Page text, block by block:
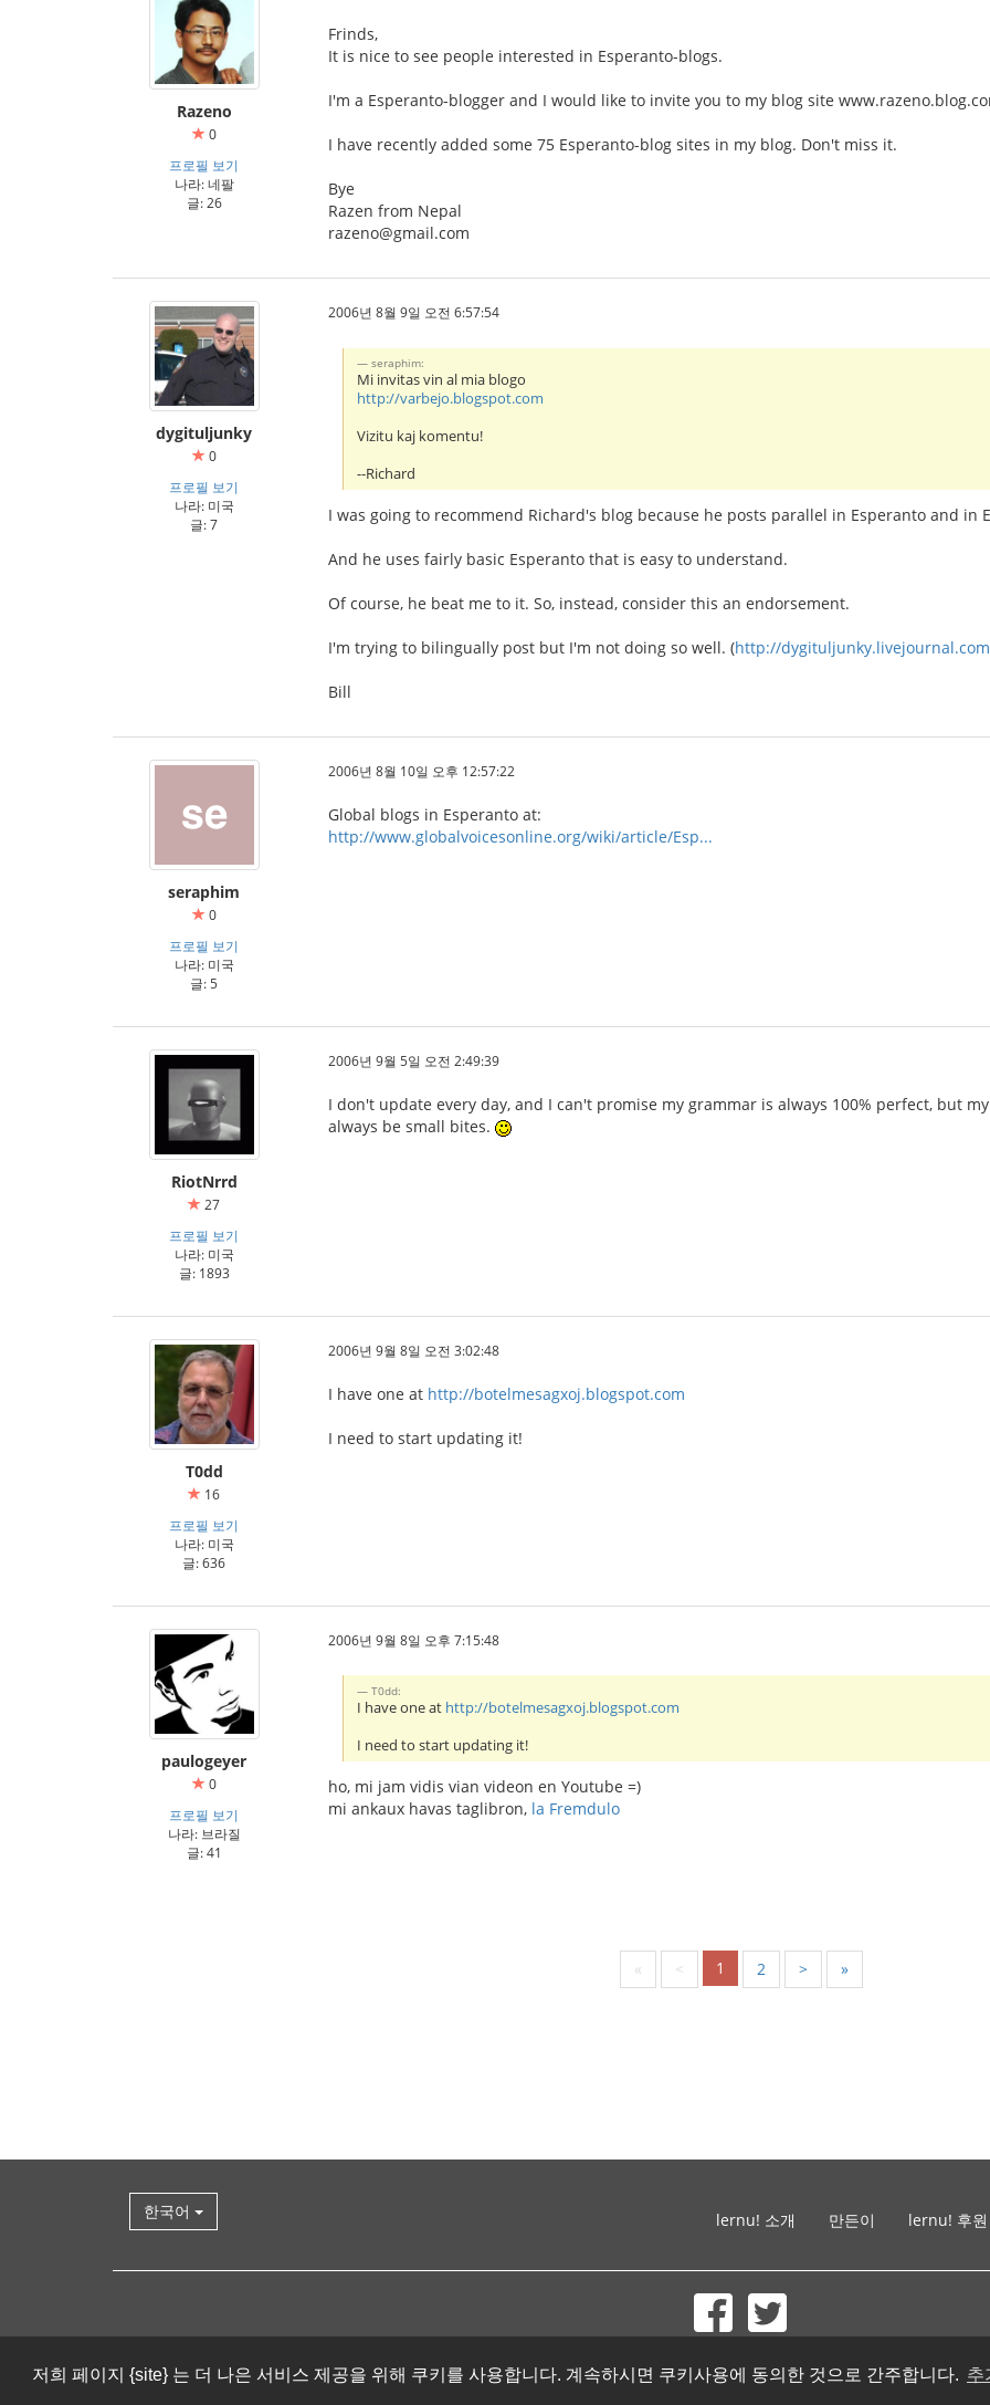
저희 페이지 {site} 는 더 나은 서비스 제공을 위해 쿠키를 사용합니다. 계속하시면 쿠키사용에 동의한 것으로 간주합니다. 추
Razeno
0
프로필 보기
나라: 네팔
글: 26
Frinds,
It is nice to see people interested in Esperanto-blogs.
I'm a Esperanto-blogger and I would like to invite you to my blog site
I have recently added some 75 Esperanto-blog sites in my blog. Don't miss it.
Bye
Razen from Nepal
razeno@gmail.com
dygituljunky
0
프로필 보기
나라: 미국
글: 7
2006년 8월 9일 오전 6:57:54
seraphim:
Mi invitas vin al mia blogo
http://varbejo.blogspot.com
Vizitu kaj komentu!
--Richard
I was going to recommend Richard's blog because he posts parallel in Esperanto and in
And he uses fairly basic Esperanto that is easy to understand.
Of course, he beat me to it. So, instead, consider this an endorsement.
I'm trying to bilingually post but I'm not doing so well. (http://
Bill
seraphim
0
프로필 보기
나라: 미국
글: 5
2006년 8월 10일 오후 12:57:22
Global blogs in Esperanto at:
http://www.globalvoicesonline.org/wiki/article/Esp...
RiotNrrd
27
프로필 보기
나라: 미국
글: 1893
2006년 9월 5일 오전 2:49:39
I don't update every day, and I can't promise my grammar is always 100% perfect, but
always be small bites.
T0dd
16
프로필 보기
나라: 미국
글: 636
2006년 9월 8일 오전 3:02:48
I have one at http://botelmesagxoj.blogspot.com
I need to start updating it!
paulogeyer
0
프로필 보기
나라: 브라질
글: 41
2006년 9월 8일 오후 7:15:48
T0dd:
I have one at http://botelmesagxoj.blogspot.com
I need to start updating it!
ho, mi jam vidis vian videon en Youtube =)
mi ankaux havas taglibron, la Fremdulo
« < 1 2 > »
한국어 lernu! 소개 만든이 lernu! 후원